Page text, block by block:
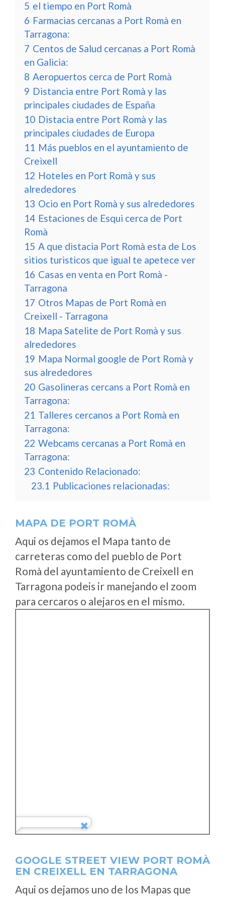
5 el tiempo en Port Romà
6 Farmacias cercanas a Port Romà en
Tarragona:
7 Centos de Salud cercanas a Port Romà
en Galicia:
8 Aeropuertos cerca de Port Romà
9 Distancia entre Port Romà y las
principales ciudades de España
10 Distacia entre Port Romà y las
principales ciudades de Europa
11 Más pueblos en el ayuntamiento de
Creixell
12 Hoteles en Port Romà y sus
alrededores
13 Ocio en Port Romà y sus alrededores
14 Estaciones de Esqui cerca de Port
Romà
15 A que distacia Port Romà esta de Los
sitios turisticos que igual te apetece ver
16 Casas en venta en Port Romà -
Tarragona
17 Otros Mapas de Port Romà en
Creixell - Tarragona
18 Mapa Satelite de Port Romà y sus
alrededores
19 Mapa Normal google de Port Romà y
sus alrededores
20 Gasolineras cercans a Port Romà en
Tarragona:
21 Talleres cercanos a Port Romà en
Tarragona:
22 Webcams cercanas a Port Romà en
Tarragona:
23 Contenido Relacionado:
23.1 Publicaciones relacionadas:
MAPA DE PORT ROMÀ
Aqui os dejamos el Mapa tanto de
carreteras como del pueblo de Port
Romà del ayuntamiento de Creixell en
Tarragona podeis ir manejando el zoom
para cercaros o alejaros en el mismo.
GOOGLE STREET VIEW PORT ROMÀ
EN CREIXELL EN TARRAGONA
Aqui os dejamos uno de los Mapas que